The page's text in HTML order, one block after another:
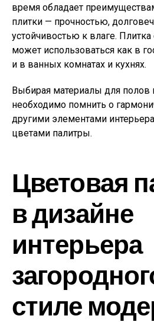
время обладает
плитки — прочностью,
устойчивостью к влаге.
может использоваться как в
и в ванных комнатах и кухнях.
Выбирая материалы для полов
необходимо помнить о
другими элементами
цветами палитры.
Цветовая
в дизайне
интерьера
стиле